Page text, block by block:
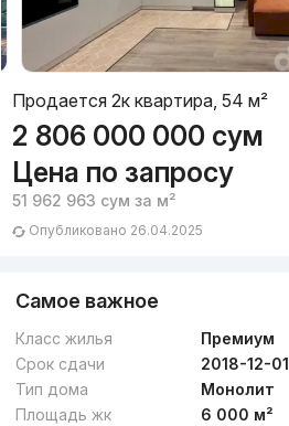
Продается 2к квартира, 54 м²
2 806 000 000 сум
Цена по запросу
51 962 963 сум за м²
Опубликовано 26.04.2025
Самое важное
Класс жилья
Премиум
Срок сдачи
2018-12-01
Тип дома
Монолит
Площадь жк
6 000 м²